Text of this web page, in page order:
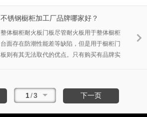
不锈钢橱柜加工厂品牌哪家好？
整体橱柜耐火板门板尽管耐火板用于整体橱柜
台面存在防潮性能差等缺陷，但是用于橱柜门
板则有其无法取代的优点。只有购买有品牌实
洁卫生也比较麻烦，但选择了不锈钢橱柜后这
一切就变得简单很多。在生产加工的过程中，
1/3 下一页